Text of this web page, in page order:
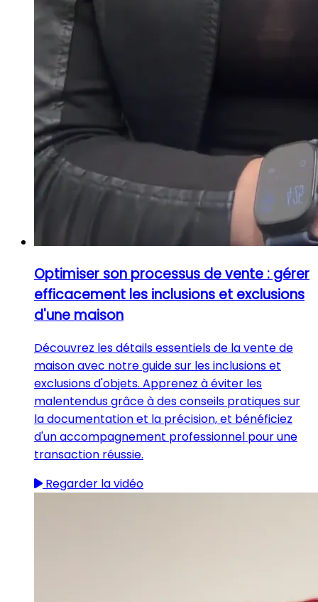
Optimiser son processus de vente : gérer
efficacement les inclusions et exclusions
d'une maison
Découvrez les détails essentiels de la vente de
maison avec notre guide sur les inclusions et
exclusions d'objets. Apprenez à éviter les
malentendus grâce à des conseils pratiques sur
la documentation et la précision, et bénéficiez
d'un accompagnement professionnel pour une
transaction réussie.
Regarder la vidéo